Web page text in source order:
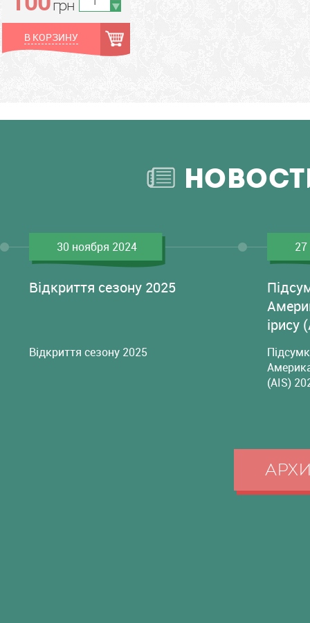
грн
В КОРЗИНУ
30 ноября 2024
Відкриття сезону 2025
Відкриття сезону 2025
ірису
(AIS)